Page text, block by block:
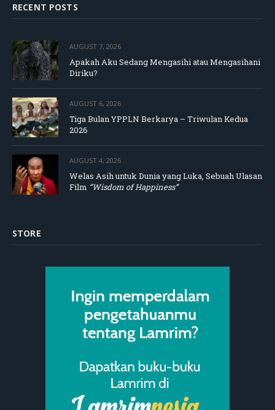
RECENT POSTS
AUGUST 7, 2026
Apakah Aku Sedang Mengasihi atau Mengasihani
Diriku?
AUGUST 6, 2026
Tiga Bulan YPPLN Berkarya – Triwulan Kedua
2026
AUGUST 4, 2026
Welas Asih untuk Dunia yang Luka, Sebuah Ulasan
Film “Wisdom of Happiness”
STORE